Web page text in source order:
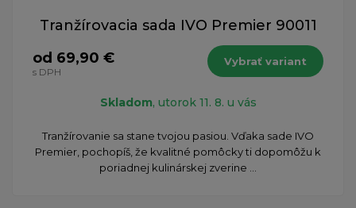
Tranžírovacia sada IVO Premier 90011
od 69,90 €
s DPH
Vybrať variant
Skladom, utorok 11. 8. u vás
Tranžírovanie sa stane tvojou pasiou. Vďaka sade IVO
Premier, pochopíš, že kvalitné pomôcky ti dopomôžu k
poriadnej kulinárskej zverine ...